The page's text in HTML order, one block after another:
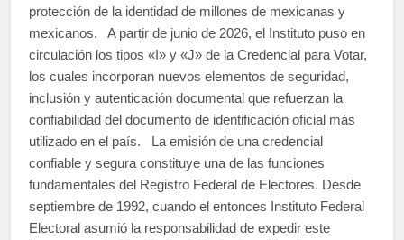
protección de la identidad de millones de mexicanas y
mexicanos. A partir de junio de 2026, el Instituto puso en
circulación los tipos «I» y «J» de la Credencial para Votar,
los cuales incorporan nuevos elementos de seguridad,
inclusión y autenticación documental que refuerzan la
confiabilidad del documento de identificación oficial más
utilizado en el país. La emisión de una credencial
confiable y segura constituye una de las funciones
fundamentales del Registro Federal de Electores. Desde
septiembre de 1992, cuando el entonces Instituto Federal
Electoral asumió la responsabilidad de expedir este